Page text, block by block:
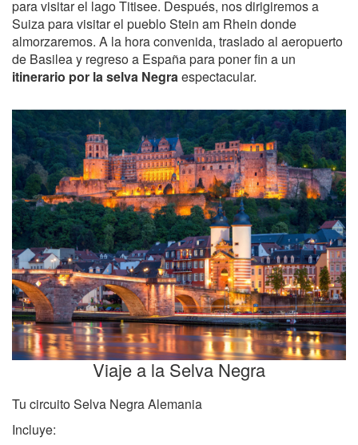
para visitar el lago Titisee. Después, nos dirigiremos a
Suiza para visitar el pueblo Stein am Rhein donde
almorzaremos. A la hora convenida, traslado al aeropuerto
de Basilea y regreso a España para poner fin a un
itinerario por la selva Negraespectacular.
Viaje a la Selva Negra
Tu circuito Selva Negra Alemania
Incluye: